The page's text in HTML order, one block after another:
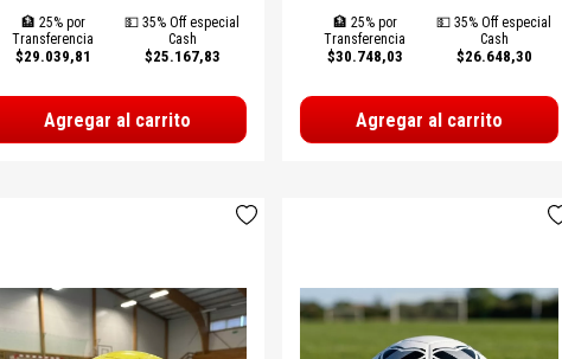
🏦 25% por
Transferencia
$29.039,81
💵 35% Off especial
Cash
$25.167,83
Agregar al carrito
🏦 25% por
Transferencia
$30.748,03
💵 35% Off especial
Cash
$26.648,30
Agregar al carrito